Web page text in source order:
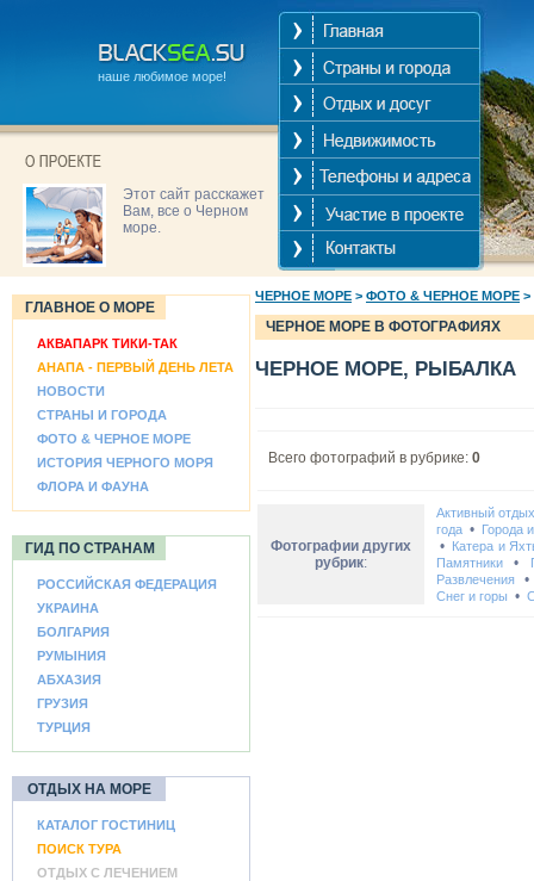
наше любимое море!
Этот сайт расскажет
Вам, все о Черном
море.
ГЛАВНОЕ О МОРЕ
АКВАПАРК ТИКИ-ТАК
АНАПА - ПЕРВЫЙ ДЕНЬ ЛЕТА
НОВОСТИ
СТРАНЫ И ГОРОДА
ФОТО & ЧЕРНОЕ МОРЕ
ИСТОРИЯ ЧЕРНОГО МОРЯ
ФЛОРА И ФАУНА
ГИД ПО СТРАНАМ
РОССИЙСКАЯ ФЕДЕРАЦИЯ
УКРАИНА
БОЛГАРИЯ
РУМЫНИЯ
АБХАЗИЯ
ГРУЗИЯ
ТУРЦИЯ
ОТДЫХ НА МОРЕ
КАТАЛОГ ГОСТИНИЦ
ПОИСК ТУРА
ОТДЫХ С ЛЕЧЕНИЕМ
ЧЕРНОЕ МОРЕ > ФОТО & ЧЕРНОЕ МОРЕ >
ЧЕРНОЕ МОРЕ В ФОТОГРАФИЯХ
ЧЕРНОЕ МОРЕ, РЫБАЛКА
Всего фотографий в рубрике: 0
Фотографии других
рубрик:
Активный отдых
года• Города
• Катера и
Памятники•
Развлечения
Снег и горы •